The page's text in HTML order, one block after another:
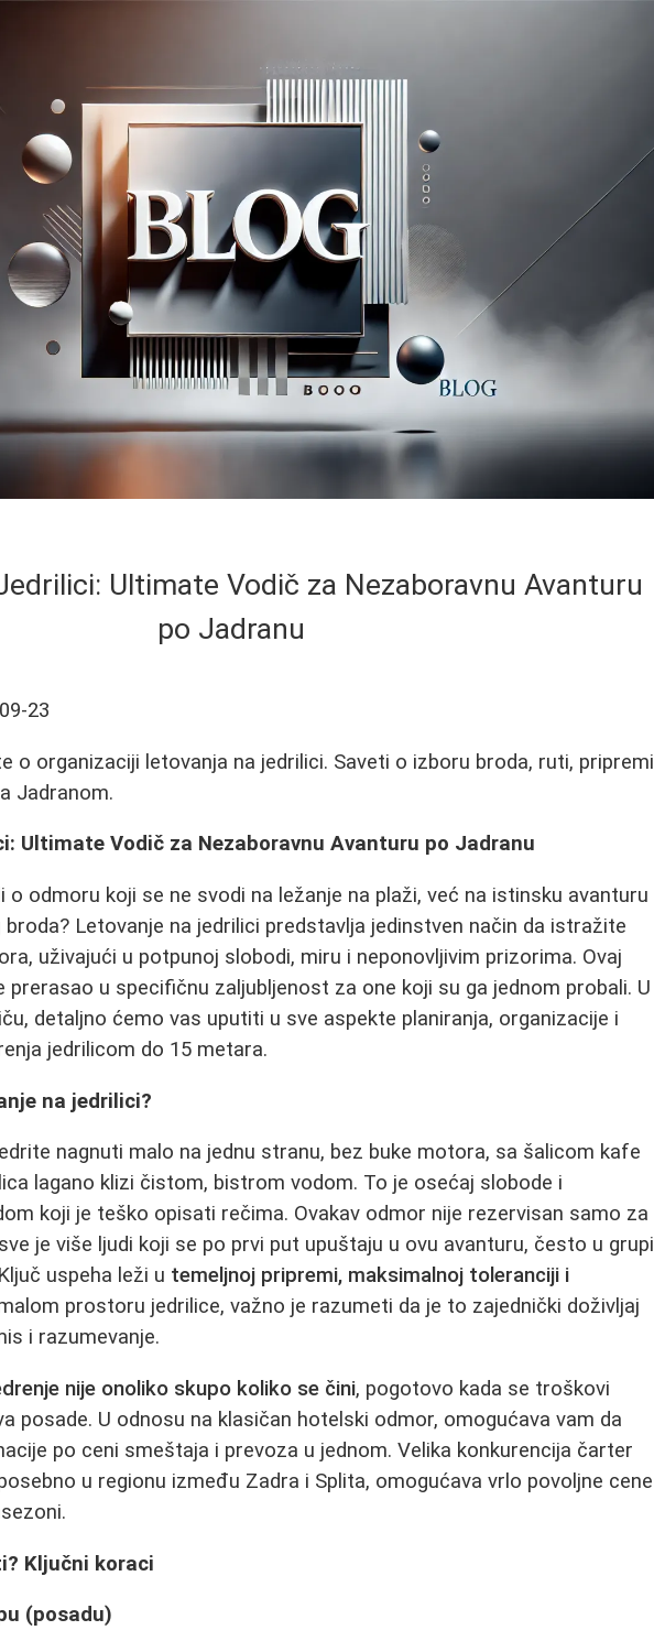
Ultimate Vodič za Nezaboravnu Avanturu
po Jadranu
23
o organizaciji letovanja na jedrilici. Saveti o izboru broda, ruti, pripremi
Jadranom.
Ultimate Vodič za Nezaboravnu Avanturu po Jadranu
o odmoru koji se ne svodi na ležanje na plaži, već na istinsku avanturu
Letovanje na jedrilici predstavlja jedinstven način da istražite
uživajući u potpunoj slobodi, miru i neponovljivim prizorima. Ovaj
prerasao u specifičnu zaljubljenost za one koji su ga jednom probali. U
detaljno ćemo vas uputiti u sve aspekte planiranja, organizacije i
jedrilicom do 15 metara.
na jedrilici?
nagnuti malo na jednu stranu, bez buke motora, sa šalicom kafe
lagano klizi čistom, bistrom vodom. To je osećaj slobode i
koji je teško opisati rečima. Ovakav odmor nije rezervisan samo za
je više ljudi koji se po prvi put upuštaju u ovu avanturu, često u grupi
uspeha leži u temeljnoj pripremi, maksimalnoj toleranciji i
prostoru jedrilice, važno je razumeti da je to zajednički doživljaj
i razumevanje.
nije onoliko skupo koliko se čini, pogotovo kada se troškovi
posade. U odnosu na klasičan hotelski odmor, omogućava vam da
po ceni smeštaja i prevoza u jednom. Velika konkurencija čarter
u regionu između Zadra i Splita, omogućava vrlo povoljne cene
Ključni koraci
(posadu)